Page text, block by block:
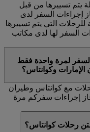
يتم تسييرها من قبل
إجراءات السفر لدى
للرحلات التي يتم تسييرها
السفر لها لدى مكاتب
لمرة واحدة فقط
وكوانتاس؟
مع كوانتاس وطيران
إجراءات سفركم مرة
رحلات كوانتاس؟